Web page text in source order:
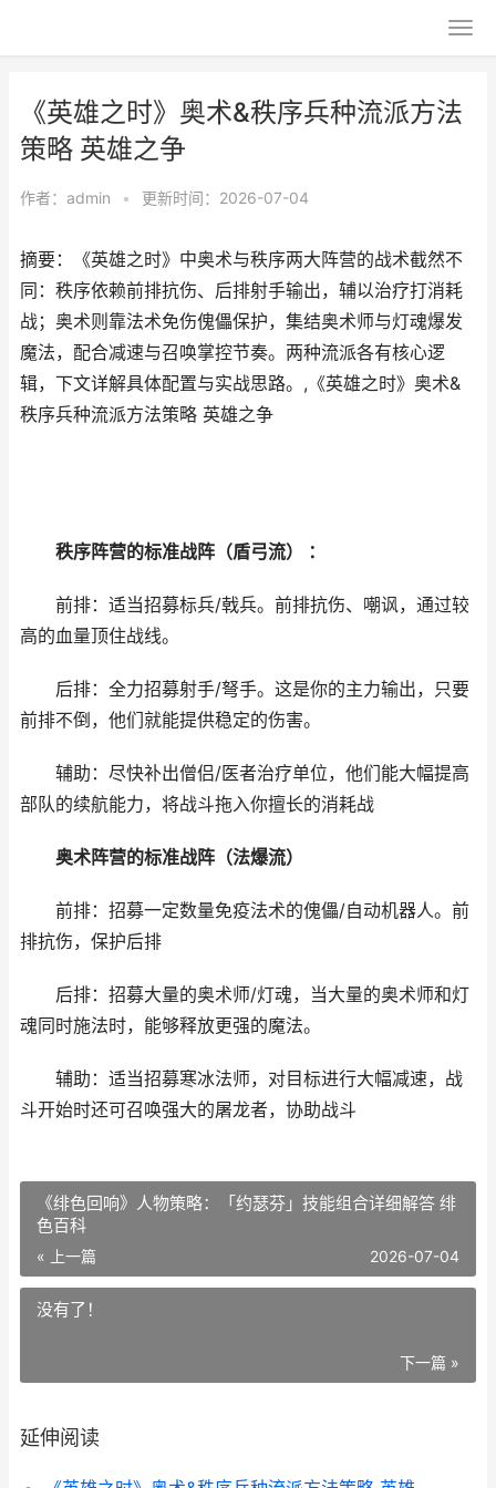
《英雄之时》奥术&秩序兵种流派方法
策略 英雄之争
作者： admin • 更新时间：2026-07-04
摘要：《英雄之时》中奥术与秩序两大阵营的战术截然不
同：秩序依赖前排抗伤、后排射手输出，辅以治疗打消耗
战；奥术则靠法术免伤傀儡保护，集结奥术师与灯魂爆发
魔法，配合减速与召唤掌控节奏。两种流派各有核心逻
辑，下文详解具体配置与实战思路。,《英雄之时》奥术&
秩序兵种流派方法策略 英雄之争
秩序阵营的标准战阵（盾弓流） ：
前排：适当招募标兵/戟兵。前排抗伤、嘲讽，通过较
高的血量顶住战线。
后排：全力招募射手/弩手。这是你的主力输出，只要
前排不倒，他们就能提供稳定的伤害。
辅助：尽快补出僧侣/医者治疗单位，他们能大幅提高
部队的续航能力，将战斗拖入你擅长的消耗战
奥术阵营的标准战阵（法爆流）
前排：招募一定数量免疫法术的傀儡/自动机器人。前
排抗伤，保护后排
后排：招募大量的奥术师/灯魂，当大量的奥术师和灯
魂同时施法时，能够释放更强的魔法。
辅助：适当招募寒冰法师，对目标进行大幅减速，战
斗开始时还可召唤强大的屠龙者，协助战斗
《绯色回响》人物策略：「约瑟芬」技能组合详细解答 绯
色百科
« 上一篇 2026-07-04
没有了！
下一篇 »
延伸阅读